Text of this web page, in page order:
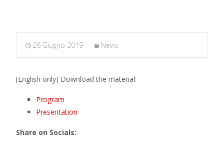
26 Giugno 2019 News
[English only] Download the material:
Program
Presentation
Share on Socials: